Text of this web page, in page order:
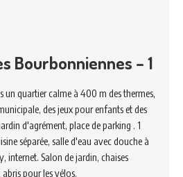
Bourbonniennes – 1
un quartier calme à 400 m des thermes,
des jeux pour enfants et des
d'agrément, place de parking . 1
séparée, salle d'eau avec douche à
internet. Salon de jardin, chaises
pour les vélos.